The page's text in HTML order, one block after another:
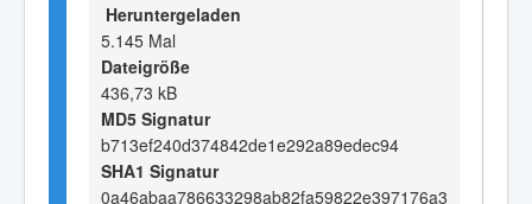
Heruntergeladen
5.145 Mal
Dateigröße
436,73 kB
MD5 Signatur
b713ef240d374842de1e292a89edec94
SHA1 Signatur
0a46abaa786633298ab82fa59822e397176a3